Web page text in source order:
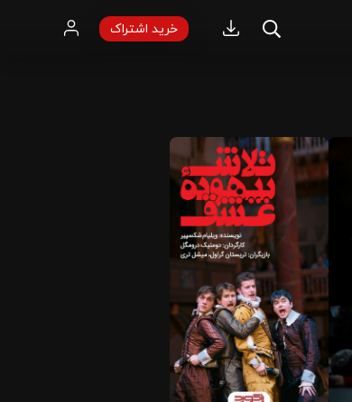
خرید اشتراک